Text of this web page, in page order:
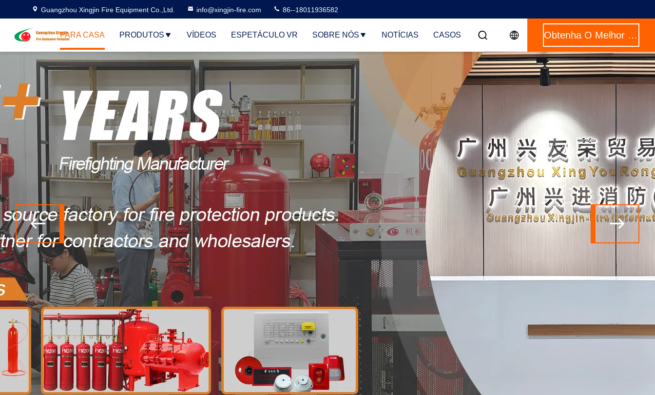
Guangzhou Xingjin Fire Equipment Co.,Ltd. info@xingjin-fire.com 86--18011936582
PARA CASA PRODUTOS VÍDEOS ESPETÁCULO VR SOBRE NÓS NOTÍCIAS CASOS Obtenha O Melhor Preço